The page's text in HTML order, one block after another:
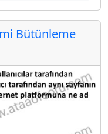
Bütünleme